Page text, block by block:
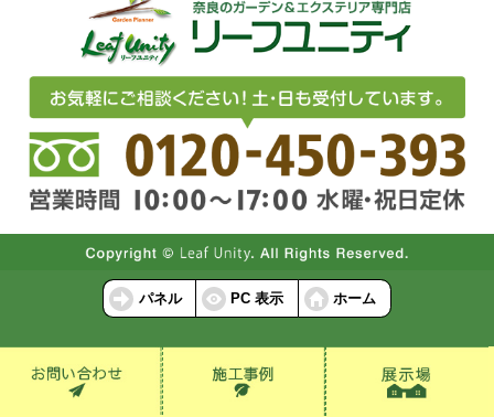
パネル PC 表示 ホーム